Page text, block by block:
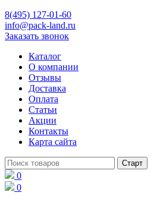
8(495) 127-01-60
info@pack-land.ru
Заказать звонок
Каталог
О компании
Отзывы
Доставка
Оплата
Статьи
Акции
Контакты
Карта сайта
0
0